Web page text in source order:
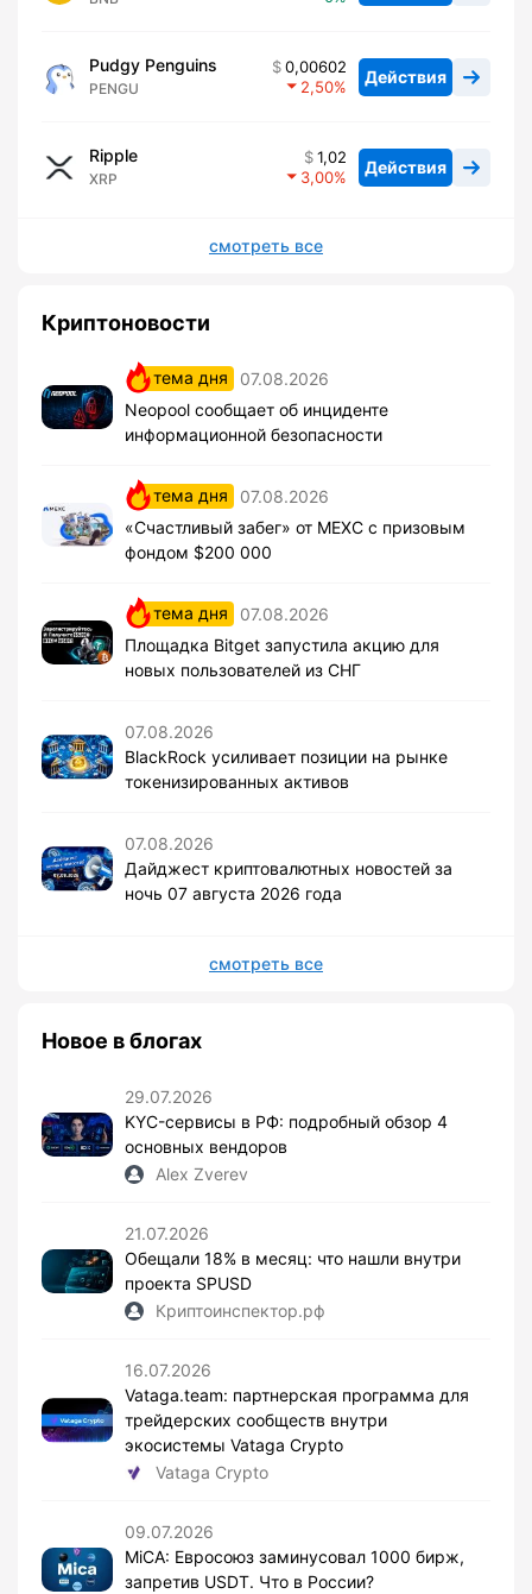
Pudgy Penguins
PENGU
0,00602
2,50
Действия
Ripple
XRP
1,02
3,00
Действия
смотреть все
Криптоновости
тема дня
07.08.2026
Neopool сообщает об инциденте
информационной безопасности
тема дня
07.08.2026
«Счастливый забег» от MEXC с призовым
фондом $200 000
тема дня
07.08.2026
Площадка Bitget запустила акцию для
новых пользователей из СНГ
07.08.2026
BlackRock усиливает позиции на рынке
токенизированных активов
07.08.2026
Дайджест криптовалютных новостей за
ночь 07 августа 2026 года
смотреть все
Новое в блогах
29.07.2026
KYC-сервисы в РФ: подробный обзор 4
основных вендоров
Alex Zverev
21.07.2026
Обещали 18% в месяц: что нашли внутри
проекта SPUSD
Криптоинспектор.рф
16.07.2026
Vataga.team: партнерская программа для
трейдерских сообществ внутри
экосистемы Vataga Crypto
Vataga Crypto
09.07.2026
MiCA: Евросоюз заминусовал 1000 бирж,
запретив USDT. Что в России?